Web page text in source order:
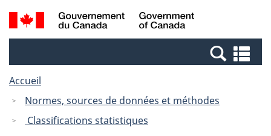
Passer
au
Passer
à
Canada
Recherche
et
et
Accueil
Normes, sources de données et méthodes
Classifications statistiques